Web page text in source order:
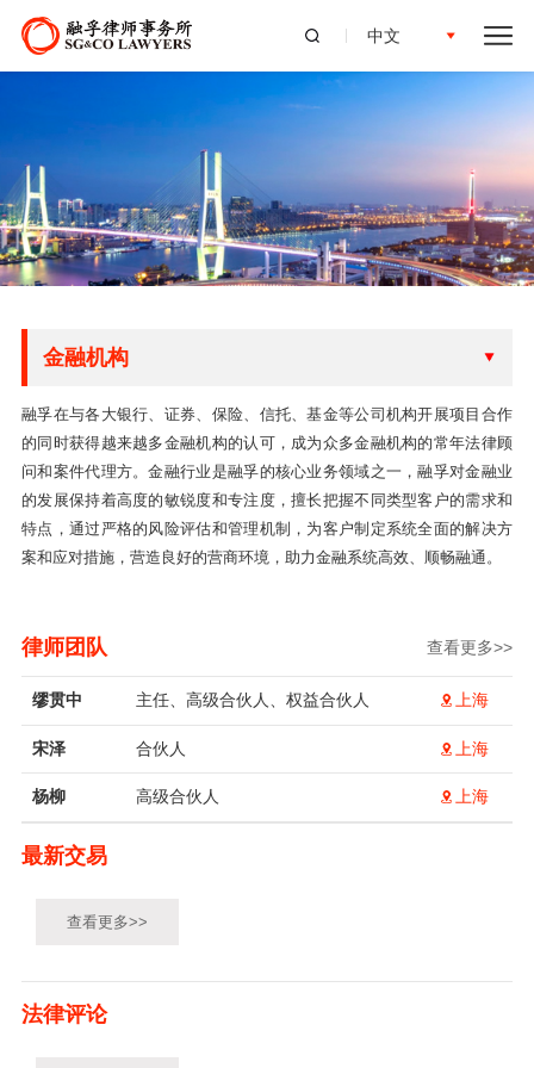
中文
金融机构
融孚在与各大银行、证券、保险、信托、基金等公司机构开展项目合作
的同时获得越来越多金融机构的认可，成为众多金融机构的常年法律顾
问和案件代理方。金融行业是融孚的核心业务领域之一，融孚对金融业
的发展保持着高度的敏锐度和专注度，擅长把握不同类型客户的需求和
特点，通过严格的风险评估和管理机制，为客户制定系统全面的解决方
案和应对措施，营造良好的营商环境，助力金融系统高效、顺畅融通。
律师团队 查看更多>>
缪贯中 主任、高级合伙人、权益合伙人 上海
宋泽 合伙人 上海
杨柳 高级合伙人 上海
最新交易
查看更多>>
法律评论